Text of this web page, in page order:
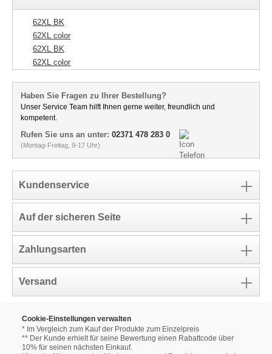
62XL BK
62XL color
62XL BK
62XL color
Haben Sie Fragen zu Ihrer Bestellung?
Unser Service Team hilft Ihnen gerne weiter, freundlich und
kompetent.
Rufen Sie uns an unter: 02371 478 283 0
(Montag-Freitag, 9-17 Uhr)
Kundenservice
Auf der sicheren Seite
Zahlungsarten
Versand
Cookie-Einstellungen verwalten
* Im Vergleich zum Kauf der Produkte zum Einzelpreis
** Der Kunde erhielt für seine Bewertung einen Rabattcode über
10% für seinen nächsten Einkauf.